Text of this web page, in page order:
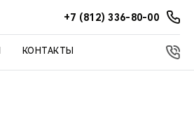
+7 (812) 336-80-00
КОНТАКТЫ